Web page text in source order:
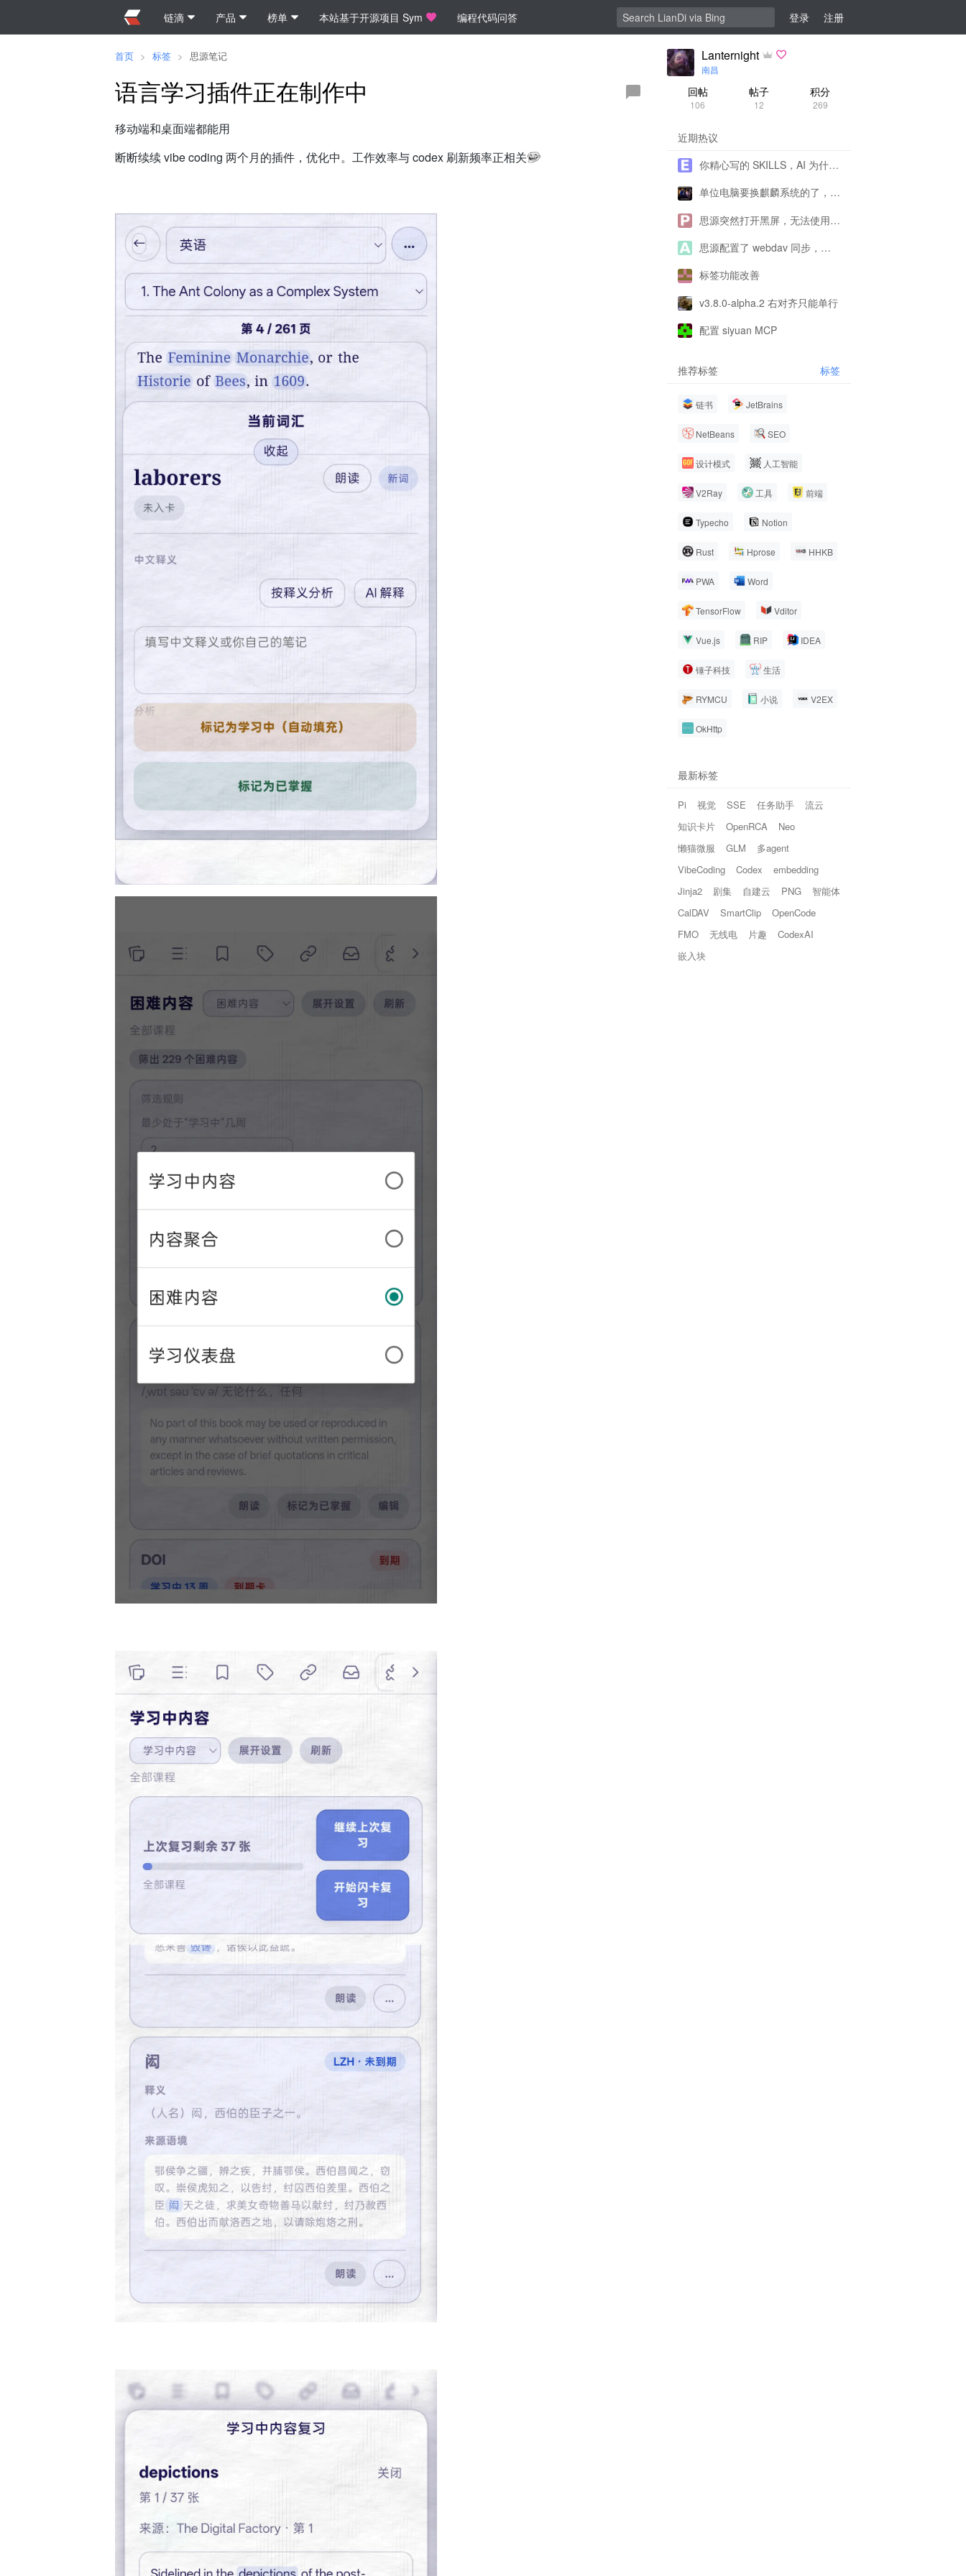
链滴 产品 榜单 本站基于开源项目 Sym 编程代码问答 登录 注册
首页 > 标签 > 思源笔记
语言学习插件正在制作中
移动端和桌面端都能用
断断续续 vibe coding 两个月的插件，优化中。工作效率与 codex 刷新频率正相关
Lanternight
南昌
回帖
106
帖子
12
积分
269
近期热议
你精心写的 SKILLS，AI 为什么不用、错用？
单位电脑要换麒麟系统的了，思源还能用了吗？
思源突然打开黑屏，无法使用求帮助！
思源配置了 webdav 同步，为什么一直提示配置有问题呀？
标签功能改善
v3.8.0-alpha.2 右对齐只能单行
配置 siyuan MCP
推荐标签 标签
链书 JetBrains
NetBeans SEO
设计模式 人工智能
V2Ray 工具 前端
Typecho Notion
Rust Hprose HHKB
PWA Word
TensorFlow Vditor
Vue.js RIP IDEA
锤子科技 生活
RYMCU 小说 V2EX
OkHttp
最新标签
Pi 视觉 SSE 任务助手
流云
知识卡片
OpenRCA
Neo
懒猫微服
GLM
多agent
VibeCoding
Codex
embedding
Jinja2
剧集 自建云 PNG
智能体
CalDAV
SmartClip
OpenCode
FMO
无线电 片趣
CodexAI
嵌入块